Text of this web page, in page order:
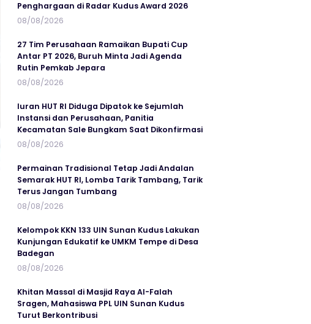
Penghargaan di Radar Kudus Award 2026
08/08/2026
27 Tim Perusahaan Ramaikan Bupati Cup
Antar PT 2026, Buruh Minta Jadi Agenda
Rutin Pemkab Jepara
08/08/2026
Iuran HUT RI Diduga Dipatok ke Sejumlah
Instansi dan Perusahaan, Panitia
Kecamatan Sale Bungkam Saat Dikonfirmasi
08/08/2026
Permainan Tradisional Tetap Jadi Andalan
Semarak HUT RI, Lomba Tarik Tambang, Tarik
Terus Jangan Tumbang
08/08/2026
Kelompok KKN 133 UIN Sunan Kudus Lakukan
Kunjungan Edukatif ke UMKM Tempe di Desa
Badegan
08/08/2026
Khitan Massal di Masjid Raya Al-Falah
Sragen, Mahasiswa PPL UIN Sunan Kudus
Turut Berkontribusi